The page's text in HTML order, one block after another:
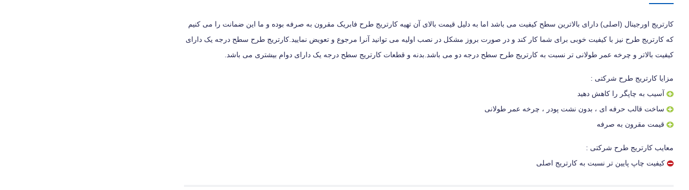
کارتریج اورجینال (اصلی) دارای بالاترین سطح کیفیت می باشد اما به دلیل قیمت بالای آن تهیه کارتریج طرح فابریک مقرون به صرفه بوده و ما این ضمانت را می کنیم
که کارتریج طرح نیز با کیفیت خوبی برای شما کار کند و در صورت بروز مشکل در نصب اولیه می توانید آنرا مرجوع و تعویض نمایید.کارتریج طرح سطح درجه یک دارای
کیفیت بالاتر و چرخه عمر طولانی تر نسبت به کارتریج طرح سطح درجه دو می باشد.بدنه و قطعات کارتریج سطح درجه یک دارای دوام بیشتری می باشد.
مزایا کارتریج طرح شرکتی :
آسیب به چاپگر را کاهش دهید
ساخت قالب حرفه ای ، بدون نشت پودر ، چرخه عمر طولانی
قیمت مقرون به صرفه
معایب کارتریج طرح شرکتی :
کیفیت چاپ پایین تر نسبت به کارتریج اصلی